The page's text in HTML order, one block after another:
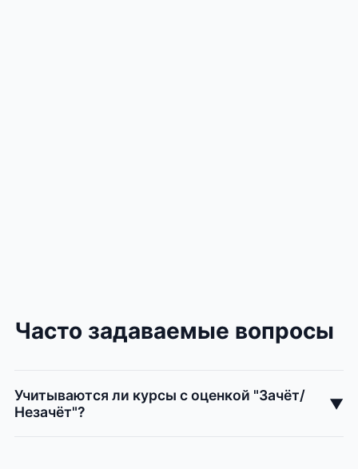
Часто задаваемые вопросы
Учитываются ли курсы с оценкой "Зачёт/
Незачёт"?
▼